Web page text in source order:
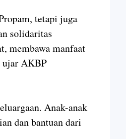
tetapi juga
solidaritas
membawa manfaat
ujar AKBP
Anak-anak
dan bantuan dari